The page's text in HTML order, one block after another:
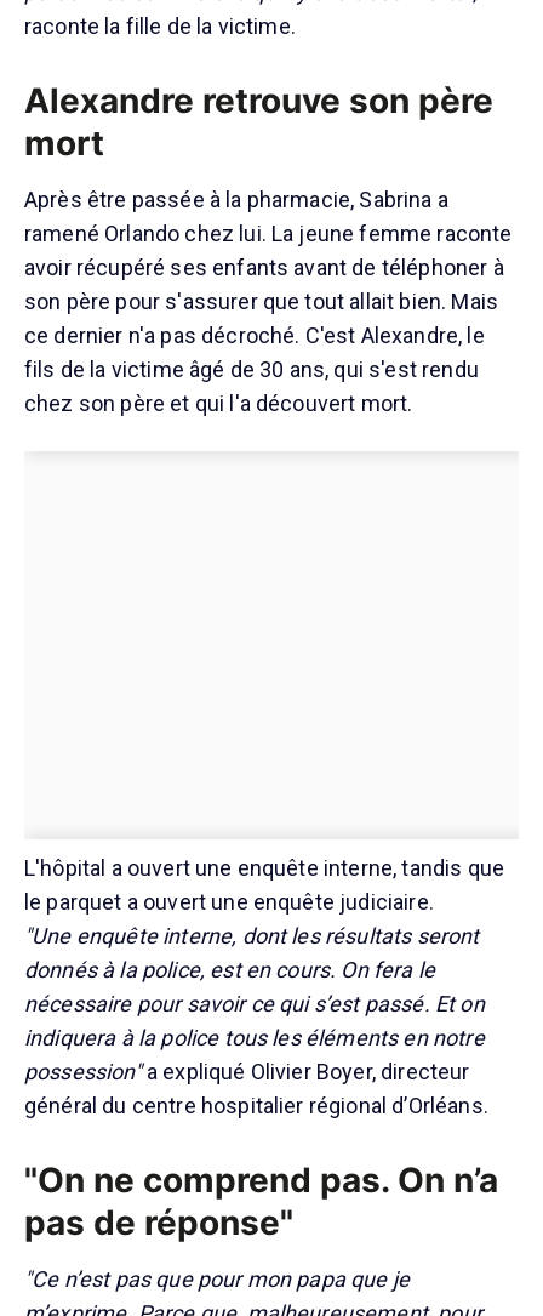
raconte la fille de la victime.
Alexandre retrouve son père
mort
Après être passée à la pharmacie, Sabrina a
ramené Orlando chez lui. La jeune femme raconte
avoir récupéré ses enfants avant de téléphoner à
son père pour s'assurer que tout allait bien. Mais
ce dernier n'a pas décroché. C'est Alexandre, le
fils de la victime âgé de 30 ans, qui s'est rendu
chez son père et qui l'a découvert mort.
L'hôpital a ouvert une enquête interne, tandis que
le parquet a ouvert une enquête judiciaire.
"Une enquête interne, dont les résultats seront
donnés à la police, est en cours. On fera le
nécessaire pour savoir ce qui s’est passé. Et on
indiquera à la police tous les éléments en notre
possession"a expliqué Olivier Boyer, directeur
général du centre hospitalier régional d’Orléans.
"On ne comprend pas. On n’a
pas de réponse"
"Ce n’est pas que pour mon papa que je